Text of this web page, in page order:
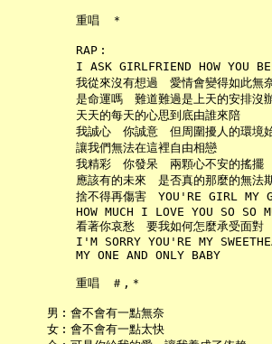
       重唱　＊
       RAP︰
I ASK GIRLFRIEND HOW YOU
我從來沒有想過　愛情會變得如此無
是命運嗎　難道難過是上天的安排沒
       天天的每天的心思到底由誰來陪
我誠心　你誠意　但周圍擾人的環境
       讓我們無法在這裡自由相戀
       我精彩　你發呆　兩顆心不安的搖擺
應該有的未來　是否真的那麼的無法
捨不得再傷害　YOU'RE GIRL MY
HOW MUCH I LOVE YOU SO SO
       看著你哀愁　要我如何怎麼承受面對
I'M SORRY YOU'RE MY
       MY ONE AND ONLY BABY
       重唱　＃,＊
   男︰會不會有一點無奈
   女︰會不會有一點太快